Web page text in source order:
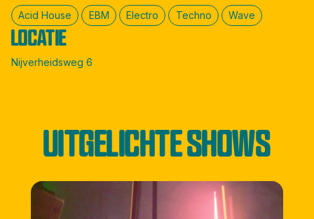
Acid House EBM Electro Techno Wave
LOCATIE
Nijverheidsweg 6
UITGELICHTE SHOWS